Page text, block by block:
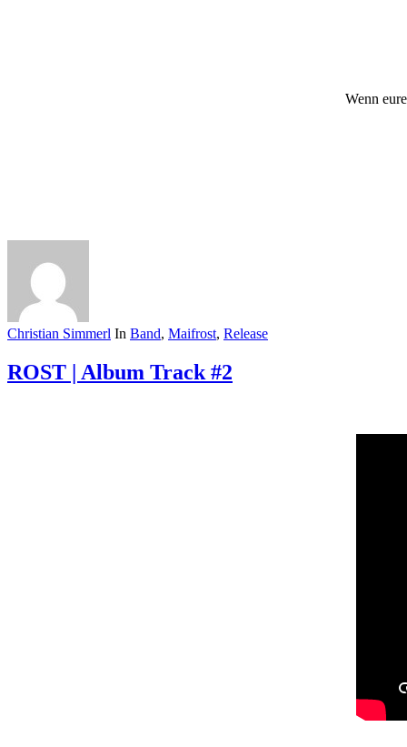
Wenn
Christian Simmerl In Band, Maifrost, Release
ROST | Album Track #2